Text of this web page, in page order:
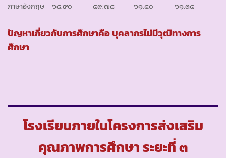
ภาษาอังกฤษ ๖๘.๙๐ ๕๙.๗๘ ๖๑.๕๐ ๖๑.๓๔
ปัญหาเกี่ยวกับการศึกษาคือ บุคลากรไม่มีวุฒิทางการ
ศึกษา
โรงเรียนภายในโครงการส่งเสริม
คุณภาพการศึกษา ระยะที่ ๓